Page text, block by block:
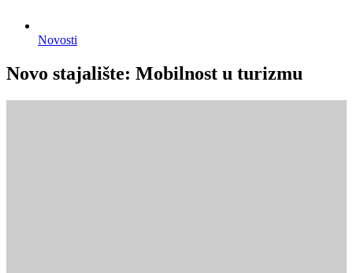
Novosti
Novo stajalište: Mobilnost u turizmu